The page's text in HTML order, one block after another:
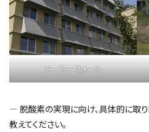
ソーラーウォール
― 脱酸素の実現に向け、具体的に取
教えてください。